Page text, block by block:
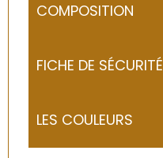
COMPOSITION
FICHE DE SÉCURITÉ
LES COULEURS